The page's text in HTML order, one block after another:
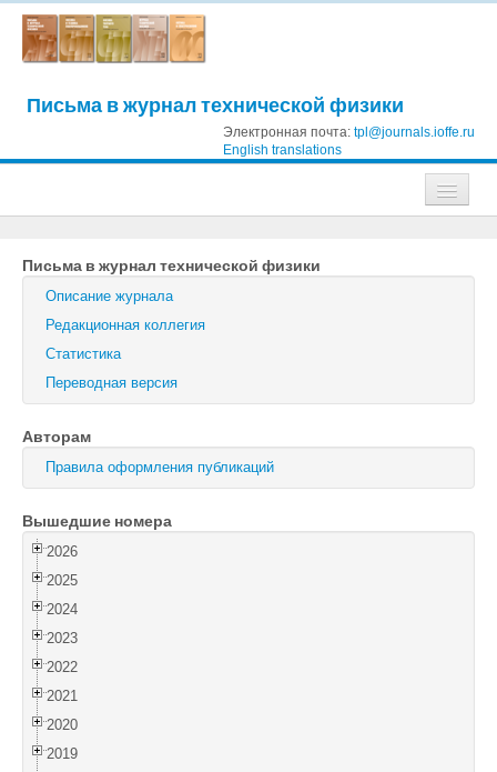
Письма в журнал технической физики
Электронная почта: tpl@journals.ioffe.ru
English translations
Журнал технической физики
Письма в Журнал технической физики
Физика твердого тела
Физика и техника полупроводников
Оптика и спектроскопия
Поиск
Войти
Письма в журнал технической физики
Описание журнала
Редакционная коллегия
Статистика
Переводная версия
Авторам
Правила оформления публикаций
Вышедшие номера
2026
2025
2024
2023
2022
2021
2020
2019